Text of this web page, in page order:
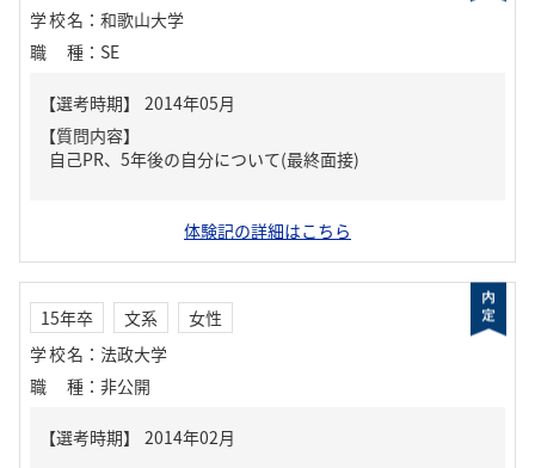
学校名 ： 和歌山大学
職種 ： SE
【質問内容】
自己PR、5年後の自分について(最終面接)
体験記の詳細はこちら
15年卒 文系
女性
学校名 ： 法政大学
職種 ： 非公開